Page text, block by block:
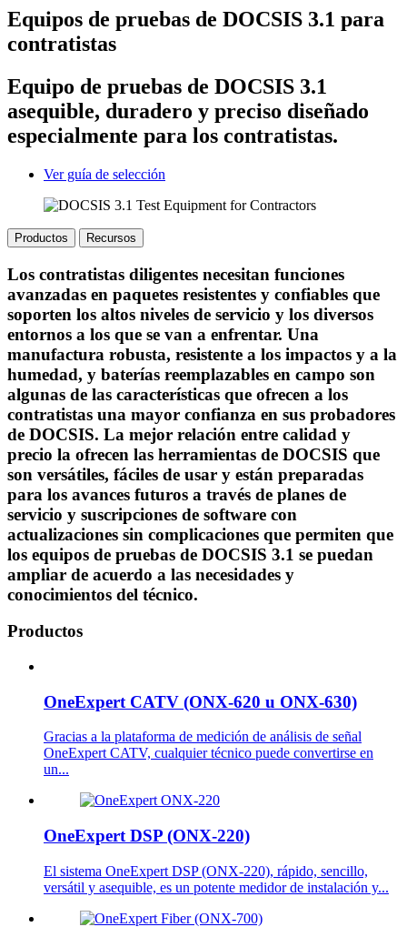
Equipos de pruebas de DOCSIS 3.1 para
contratistas
Equipo de pruebas de DOCSIS 3.1
asequible, duradero y preciso diseñado
especialmente para los contratistas.
Ver guía de selección
Productos Recursos
Los contratistas diligentes necesitan funciones
avanzadas en paquetes resistentes y confiables que
soporten los altos niveles de servicio y los diversos
entornos a los que se van a enfrentar. Una
manufactura robusta, resistente a los impactos y a la
humedad, y baterías reemplazables en campo son
algunas de las características que ofrecen a los
contratistas una mayor confianza en sus probadores
de DOCSIS. La mejor relación entre calidad y
precio la ofrecen las herramientas de DOCSIS que
son versátiles, fáciles de usar y están preparadas
para los avances futuros a través de planes de
servicio y suscripciones de software con
actualizaciones sin complicaciones que permiten que
los equipos de pruebas de DOCSIS 3.1 se puedan
ampliar de acuerdo a las necesidades y
conocimientos del técnico.
Productos
OneExpert CATV (ONX-620 u ONX-630)
Gracias a la plataforma de medición de análisis de señal
OneExpert CATV, cualquier técnico puede convertirse en
un...
OneExpert DSP (ONX-220)
El sistema OneExpert DSP (ONX-220), rápido, sencillo,
versátil y asequible, es un potente medidor de instalación y...